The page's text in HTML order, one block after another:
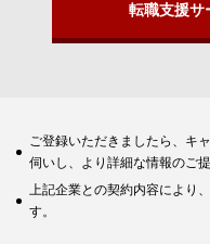
転職支援サ
ご登録いただきましたら、キ
伺いし、より詳細な情報のご
上記企業との契約内容により
す。